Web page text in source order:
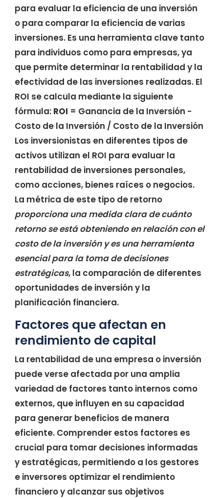
para evaluar la eficiencia de una inversión
o para comparar la eficiencia de varias
inversiones. Es una herramienta clave tanto
para individuos como para empresas, ya
que permite determinar la rentabilidad y la
efectividad de las inversiones realizadas. El
ROI se calcula mediante la siguiente
fórmula: ROI = Ganancia de la Inversión −
Costo de la Inversión / Costo de la Inversión
Los inversionistas en diferentes tipos de
activos utilizan el ROI para evaluar la
rentabilidad de inversiones personales,
como acciones, bienes raíces o negocios.
La métrica de este tipo de retorno
proporciona una medida clara de cuánto
retorno se está obteniendo en relación con el
costo de la inversión y es una herramienta
esencial para la toma de decisiones
estratégicas, la comparación de diferentes
oportunidades de inversión y la
planificación financiera.
Factores que afectan en
rendimiento de capital
La rentabilidad de una empresa o inversión
puede verse afectada por una amplia
variedad de factores tanto internos como
externos, que influyen en su capacidad
para generar beneficios de manera
eficiente. Comprender estos factores es
crucial para tomar decisiones informadas
y estratégicas, permitiendo a los gestores
e inversores optimizar el rendimiento
financiero y alcanzar sus objetivos